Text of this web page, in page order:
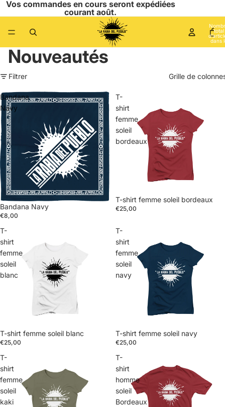
Vos commandes en cours seront expédiées
courant août.
total
dans
Nouveautés
Filtrer Grille de
Bandana
Navy
Épuisé
Bandana Navy
€8,00
T-
shirt
femme
soleil
bordeaux
T-shirt femme soleil bordeaux
€25,00
T-
shirt
femme
soleil
blanc
Épuisé
T-shirt femme soleil blanc
€25,00
T-
shirt
femme
soleil
navy
T-shirt femme soleil navy
€25,00
T-
shirt
femme
soleil
kaki
T-
shirt
homme
soleil
Bordeaux